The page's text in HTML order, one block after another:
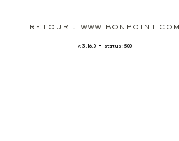
RETOUR - WWW.BONPOINT.COM
v. 3.16.0 - status: 500